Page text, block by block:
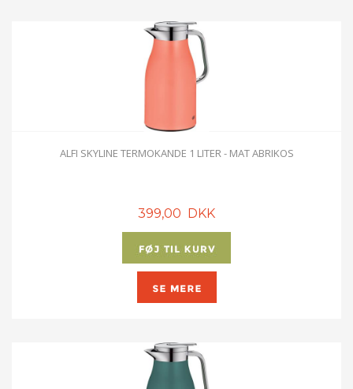
ALFI SKYLINE TERMOKANDE 1 LITER - MAT ABRIKOS
399,00 DKK